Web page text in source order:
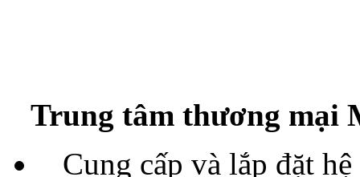
Trung tâm thương mại
Cung cấp và lắp đặt